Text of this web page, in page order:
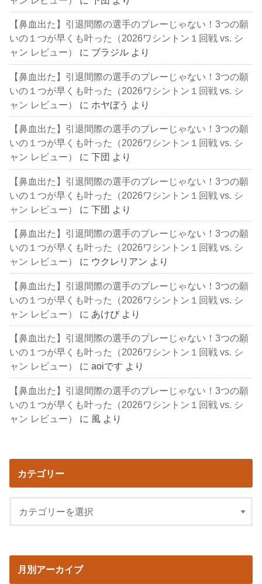
【鼻血出た】引退間際の選手のプレーじゃない！3つの願
いの１つが早くも叶った（2026ワシントン１回戦 vs. シ
ャン レビュー）
に ブラジル より
【鼻血出た】引退間際の選手のプレーじゃない！3つの願
いの１つが早くも叶った（2026ワシントン１回戦 vs. シ
ャン レビュー）
に ホヤぼう より
【鼻血出た】引退間際の選手のプレーじゃない！3つの願
いの１つが早くも叶った（2026ワシントン１回戦 vs. シ
ャン レビュー）
に下団 より
【鼻血出た】引退間際の選手のプレーじゃない！3つの願
いの１つが早くも叶った（2026ワシントン１回戦 vs. シ
ャン レビュー）
に下団 より
【鼻血出た】引退間際の選手のプレーじゃない！3つの願
いの１つが早くも叶った（2026ワシントン１回戦 vs. シ
ャン レビュー）
に ウクレリアン より
【鼻血出た】引退間際の選手のプレーじゃない！3つの願
いの１つが早くも叶った（2026ワシントン１回戦 vs. シ
ャン レビュー）
に あけび より
【鼻血出た】引退間際の選手のプレーじゃない！3つの願
いの１つが早くも叶った（2026ワシントン１回戦 vs. シ
ャン レビュー）
にaoiです より
【鼻血出た】引退間際の選手のプレーじゃない！3つの願
いの１つが早くも叶った（2026ワシントン１回戦 vs. シ
ャン レビュー）
に 風 より
カテゴリー
月別アーカイブ